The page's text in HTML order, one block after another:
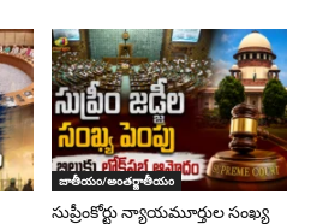
జాతీయం/అంతర్జాతీయం
సుప్రీంకోర్టు న్యాయమూర్తుల సంఖ్య